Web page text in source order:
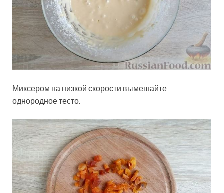
Миксером на низкой скорости вымешайте
однородное тесто.